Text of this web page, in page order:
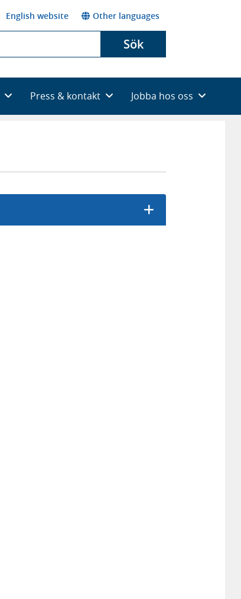
English website Other languages
Sök
Press & kontakt Jobba hos oss